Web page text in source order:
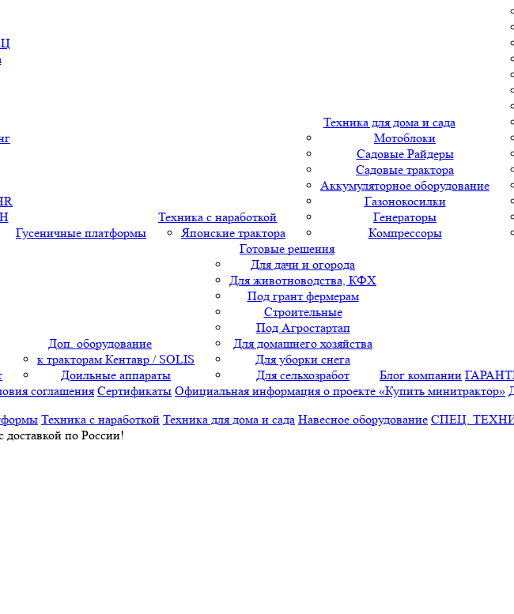
Гусеничные платформы
Техника с наработкой
Японские трактора
Техника для дома и сада
Мотоблоки
Садовые Райдеры
Садовые трактора
Аккумуляторное оборудование
Газонокосилки
Генераторы
Компрессоры
Доп. оборудование
к тракторам Кентавр / SOLIS
Доильные аппараты
Готовые решения
Для дачи и огорода
Для животноводства, КФХ
Под грант фермерам
Строительные
Под Агростартап
Для домашнего хозяйства
Для уборки снега
Для сельхозработ
Блог компании
соглашения Сертификаты Официальная информация о проекте «Купить минитрактор»
Техника с наработкой Техника для дома и сада Навесное оборудование СПЕЦ.
доставкой по России!